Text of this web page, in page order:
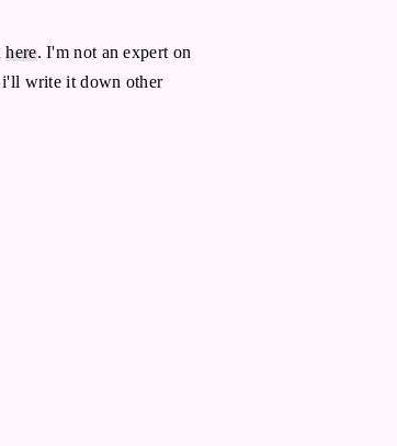
here. I'm not an expert on
i'll write it down other